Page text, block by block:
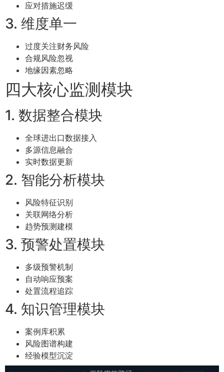
应对措施迟缓
3. 维度单一
过度关注财务风险
合规风险忽视
地缘因素忽略
四大核心监测模块
1. 数据整合模块
全球进出口数据接入
多源信息融合
实时数据更新
2. 智能分析模块
风险特征识别
关联网络分析
趋势预测建模
3. 预警处置模块
多级预警机制
自动响应预案
处置流程追踪
4. 知识管理模块
案例库积累
风险图谱构建
经验模型沉淀